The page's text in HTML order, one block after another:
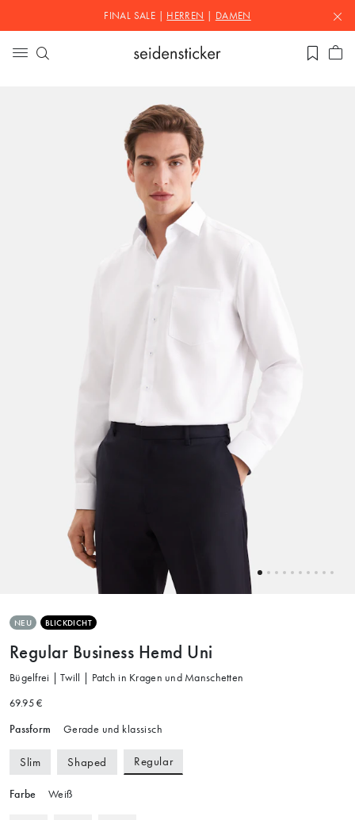
FINAL SALE | HERREN DAMEN
NEU BLICKDICHT
Regular Business Hemd Uni
Bügelfrei | Twill | Patch in Kragen und Manschetten
69.95 €
Passform Gerade und klassisch
Slim Shaped Regular
Farbe Weiß